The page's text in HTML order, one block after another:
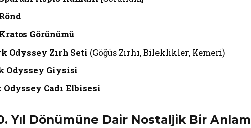
Görünümü
Odyssey Zırh Seti (Göğüs Zırhı, Bileklikler, Kemeri)
Odyssey Giysisi
Odyssey Cadı Elbisesi
Yıl Dönümüne Dair Nostaljik Bir Anlam